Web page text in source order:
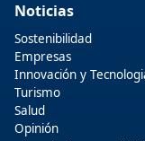
Noticias
Sostenibilidad
Empresas
Innovación y
Turismo
Salud
Opinión